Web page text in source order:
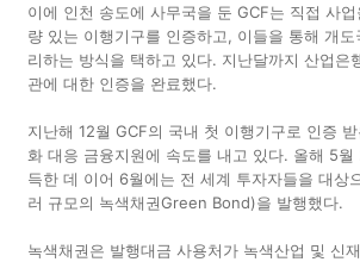
이에 인천 송도에 사무국을 둔 GCF는 직접 사
량 있는 이행기구를 인증하고, 이들을 통해 개
리하는 방식을 택하고 있다. 지난달까지 산업은
관에 대한 인증을 완료했다.
지난해 12월 GCF의 국내 첫 이행기구로 인증
화 대응 금융지원에 속도를 내고 있다. 올해 5월
득한 데 이어 6월에는 전 세계 투자자들을 대상
러 규모의 녹색채권Green Bond)을 발행했다.
녹색채권은 발행대금 사용처가 녹색산업 및 신